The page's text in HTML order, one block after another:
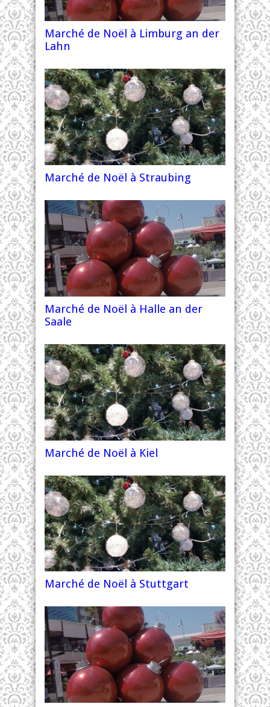
Marché de Noël à Limburg an der
Lahn
Marché de Noël à Straubing
Marché de Noël à Halle an der
Saale
Marché de Noël à Kiel
Marché de Noël à Stuttgart